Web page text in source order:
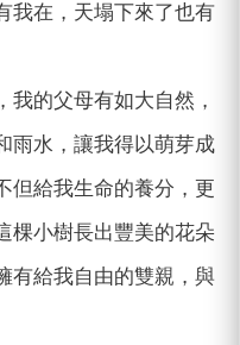
我在，天塌下來了也有
的父母有如大自然，
雨水，讓我得以萌芽成
但給我生命的養分，更
棵小樹長出豐美的花朵
有給我自由的雙親，與